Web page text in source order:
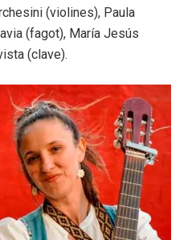
(violines), Paula
(fagot), María Jesús
(clave).